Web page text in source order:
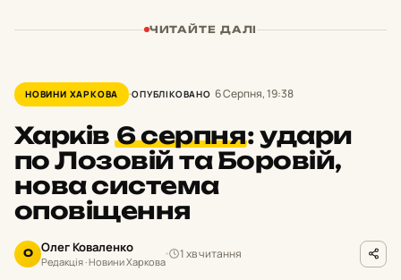
ЧИТАЙТЕ ДАЛІ
НОВИНИ ХАРКОВА ОПУБЛІКОВАНО 6 Серпня, 19:38
Харків6 серпня:удари
по Лозовій та Боровій,
нова система
оповіщення
О Олег Коваленко
Редакція · Новини Харкова
1 хв читання